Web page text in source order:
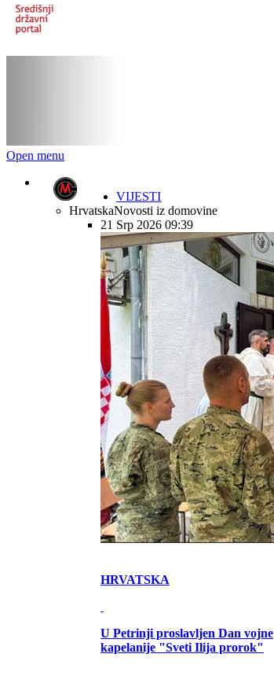
Open menu
VIJESTI
HrvatskaNovosti iz domovine
21 Srp 2026 09:39
HRVATSKA
U Petrinji proslavljen Dan vojne
kapelanije "Sveti Ilija prorok"